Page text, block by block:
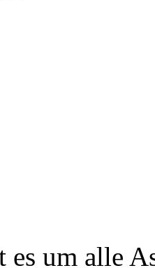
es um alle